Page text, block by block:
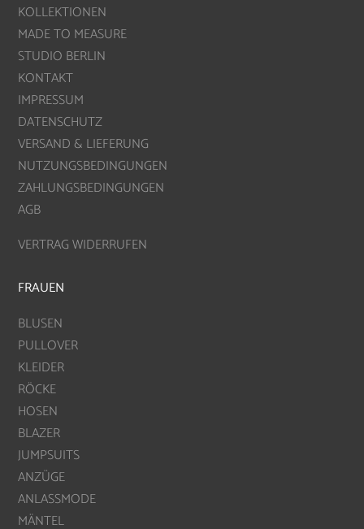
KOLLEKTIONEN
MADE TO MEASURE
STUDIO BERLIN
KONTAKT
IMPRESSUM
DATENSCHUTZ
VERSAND & LIEFERUNG
NUTZUNGSBEDINGUNGEN
ZAHLUNGSBEDINGUNGEN
AGB
VERTRAG WIDERRUFEN
FRAUEN
BLUSEN
PULLOVER
KLEIDER
RÖCKE
HOSEN
BLAZER
JUMPSUITS
ANZÜGE
ANLASSMODE
MÄNTEL